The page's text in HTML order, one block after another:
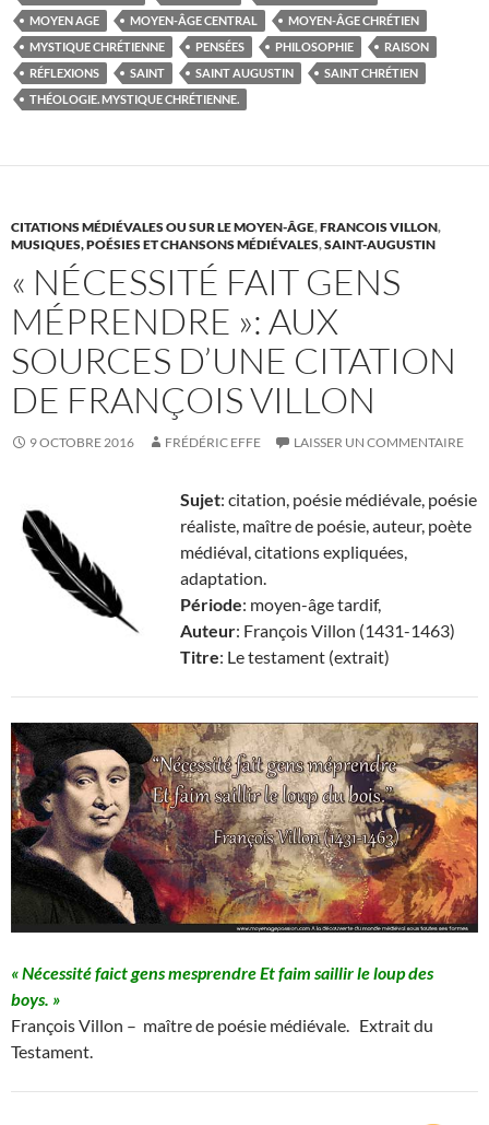
MOYEN AGE
MOYEN-ÂGE CENTRAL
MOYEN-ÂGE CHRÉTIEN
MYSTIQUE CHRÉTIENNE
PENSÉES PHILOSOPHIE
RAISON
RÉFLEXIONS
SAINT SAINT AUGUSTIN
SAINT CHRÉTIEN
THÉOLOGIE. MYSTIQUE CHRÉTIENNE.
CITATIONS MÉDIÉVALES OU SUR LE MOYEN-ÂGE,FRANCOIS VILLON,
MUSIQUES, POÉSIES ET CHANSONS MÉDIÉVALES,SAINT-AUGUSTIN
« NÉCESSITÉ FAIT GENS
MÉPRENDRE »: AUX
SOURCES D’UNE CITATION
DE FRANÇOIS VILLON
9 OCTOBRE 2016 FRÉDÉRIC EFFE LAISSER UN COMMENTAIRE
Sujet: citation, poésie médiévale, poésie
réaliste, maître de poésie, auteur, poète
médiéval, citations expliquées,
adaptation.
Période: moyen-âge tardif,
Auteur: François Villon (1431-1463)
Titre: Le testament (extrait)
« Nécessité faict gens mesprendreEt faim saillir le loup des
boys. »
François Villon – maître de poésie médiévale. Extrait du
Testament.